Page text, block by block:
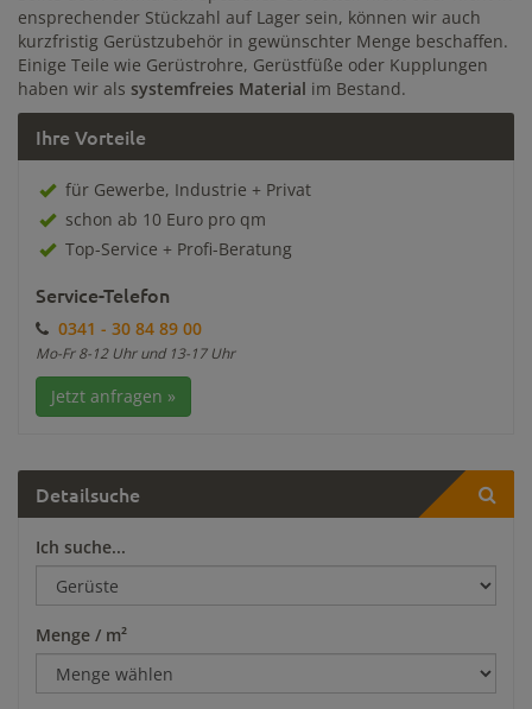
ensprechender Stückzahl auf Lager sein, können wir auch
kurzfristig Gerüstzubehör in gewünschter Menge beschaffen.
Einige Teile wie Gerüstrohre, Gerüstfüße oder Kupplungen
haben wir als systemfreies Material im Bestand.
Ihre Vorteile
für Gewerbe, Industrie + Privat
schon ab 10 Euro pro qm
Top-Service + Profi-Beratung
Service-Telefon
0341 - 30 84 89 00
Mo-Fr 8-12 Uhr und 13-17 Uhr
Jetzt anfragen »
Detailsuche
Ich suche...
Menge / m²